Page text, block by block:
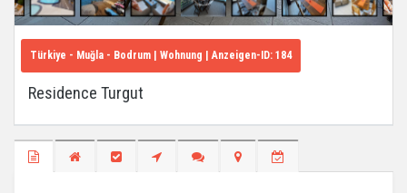
Türkiye - Muğla - Bodrum | Wohnung | Anzeigen-ID: 184
Residence Turgut